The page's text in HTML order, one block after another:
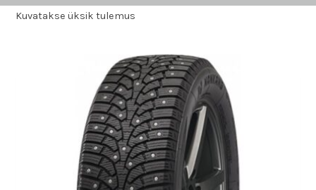
Kuvatakse üksik tulemus